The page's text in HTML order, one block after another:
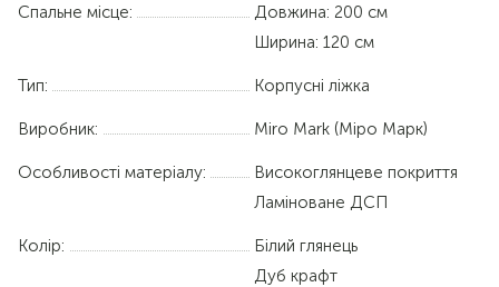
Спальне місце: Довжина: 200 см
Ширина: 120 см
Тип: Корпусні ліжка
Виробник: Miro Mark (Міро Марк)
Особливості матеріалу:
Високоглянцеве покриття
Ламіноване ДСП
Колір:
Білий глянець
Дуб крафт